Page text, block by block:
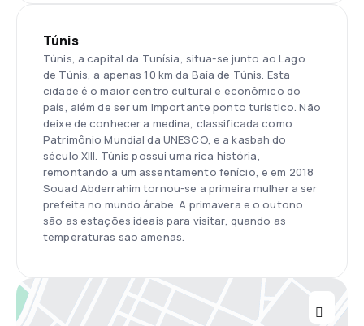
Túnis
Túnis, a capital da Tunísia, situa-se junto ao Lago
de Túnis, a apenas 10 km da Baía de Túnis. Esta
cidade é o maior centro cultural e econômico do
país, além de ser um importante ponto turístico. Não
deixe de conhecer a medina, classificada como
Patrimônio Mundial da UNESCO, e a kasbah do
século XIII. Túnis possui uma rica história,
remontando a um assentamento fenício, e em 2018
Souad Abderrahim tornou-se a primeira mulher a ser
prefeita no mundo árabe. A primavera e o outono
são as estações ideais para visitar, quando as
temperaturas são amenas.